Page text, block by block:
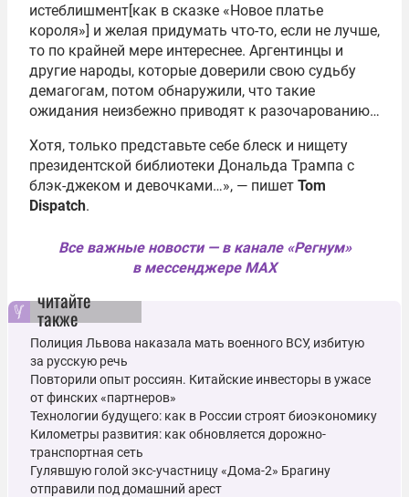
истеблишмент[как в сказке «Новое платье
короля»] и желая придумать что-то, если не лучше,
то по крайней мере интереснее. Аргентинцы и
другие народы, которые доверили свою судьбу
демагогам, потом обнаружили, что такие
ожидания неизбежно приводят к разочарованию…
Хотя, только представьте себе блеск и нищету
президентской библиотеки Дональда Трампа с
блэк-джеком и девочками…», — пишет Tom
Dispatch.
Все важные новости — в канале «Регнум»
в мессенджере MAX
читайте
также
Полиция Львова наказала мать военного ВСУ, избитую
за русскую речь
Повторили опыт россиян. Китайские инвесторы в ужасе
от финских «партнеров»
Технологии будущего: как в России строят биоэкономику
Километры развития: как обновляется дорожно-
транспортная сеть
Гулявшую голой экс-участницу «Дома-2» Брагину
отправили под домашний арест